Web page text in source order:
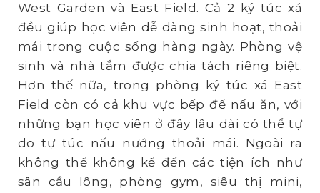
West Garden và East Field. Cả 2 ký túc xá
đều giúp học viên dễ dàng sinh hoạt, thoải
mái trong cuộc sống hàng ngày. Phòng vệ
sinh và nhà tắm được chia tách riêng biệt.
Hơn thế nữa, trong phòng ký túc xá East
Field còn có cả khu vực bếp để nấu ăn, với
những bạn học viên ở đây lâu dài có thể tự
do tự túc nấu nướng thoải mái. Ngoài ra
không thể không kể đến các tiện ích như
sân cầu lông, phòng gym, siêu thị mini,